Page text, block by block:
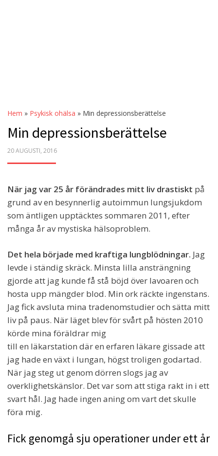
Hem » Psykisk ohälsa » Min depressionsberättelse
Min depressionsberättelse
POSTED
20 AUGUSTI, 2016
När jag var 25 år förändrades mitt liv drastiskt på
grund av en besynnerlig autoimmun lungsjukdom
som äntligen upptäcktes sommaren 2011, efter
många år av mystiska hälsoproblem.
Det hela började med kraftiga lungblödningar. Jag
levde i ständig skräck. Minsta lilla ansträngning
gjorde att jag kunde få stå böjd över lavoaren och
hosta upp mängder blod. Min ork räckte ingenstans.
Jag fick avsluta mina tradenomstudier och sätta mitt
liv på paus. När läget blev för svårt på hösten 2010
körde mina föräldrar mig
till en läkarstation där en erfaren läkare gissade att
jag hade en växt i lungan, högst troligen godartad.
När jag steg ut genom dörren slogs jag av
overklighetskänslor. Det var som att stiga rakt in i ett
svart hål. Jag hade ingen aning om vart det skulle
föra mig.
Fick genomgå sju operationer under ett år